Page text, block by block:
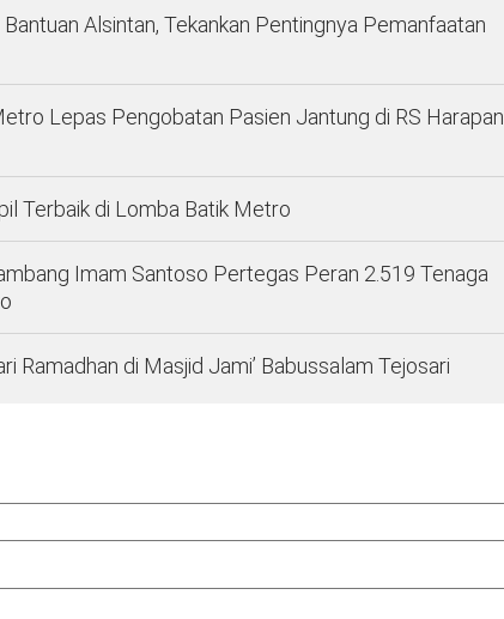
Alsintan, Tekankan Pentingnya Pemanfaatan
Lepas Pengobatan Pasien Jantung di RS Harapan
Terbaik di Lomba Batik Metro
Imam Santoso Pertegas Peran 2.519 Tenaga
Ramadhan di Masjid Jami’ Babussalam Tejosari